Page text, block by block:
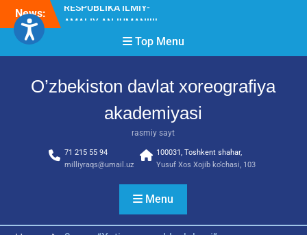
Skip
content
News:
Diqqat e’lon!
2026” tadbiri bo‘lib o‘tdi
RESPUBLIKA ILMIY-
Top Menu
O’zbekiston davlat xoreografiya
akademiyasi
rasmiy sayt
71 215 55 94
milliyraqs@umail.uz
100031, Toshkent shahar,
Yusuf Xos Xojib ko‘chasi, 103
Menu